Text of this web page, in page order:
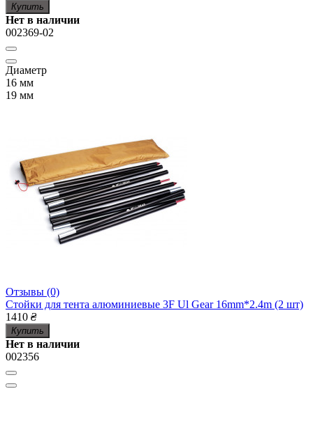
Купить
Нет в наличии
002369-02
Диаметр
16 мм
19 мм
Отзывы (0)
Стойки для тента алюминиевые 3F Ul Gear 16mm*2.4m (2 шт)
1410 ₴
Купить
Нет в наличии
002356